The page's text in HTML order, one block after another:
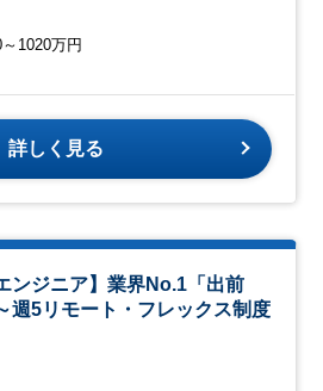
1020万円
詳しく見る
ンジニア】業界No.1「出前
週5リモート・フレックス制度